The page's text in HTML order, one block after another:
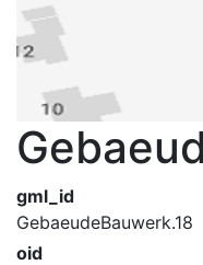
gml_id
GebaeudeBauwerk.18
oid